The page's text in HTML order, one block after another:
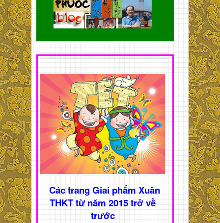
Các trang Giai phẩm Xuân
THKT từ năm 2015 trở về
trước